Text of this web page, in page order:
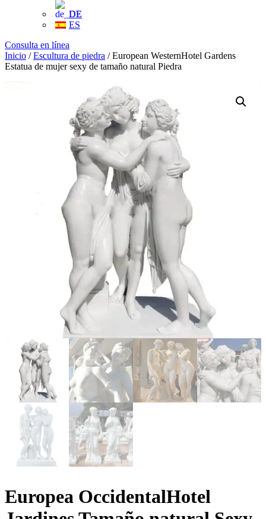
DE
ES
Consulta en línea
Inicio /Escultura de piedra / European WesternHotel Gardens
Estatua de mujer sexy de tamaño natural Piedra
Europea OccidentalHotel